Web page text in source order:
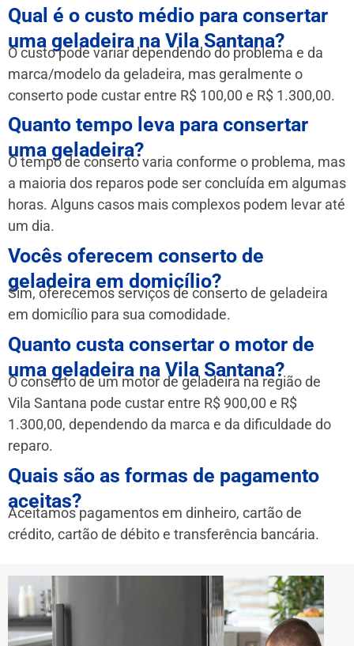
Qual é o custo médio para consertar
uma geladeira na Vila Santana?
O custo pode variar dependendo do problema e da
marca/modelo da geladeira, mas geralmente o
conserto pode custar entre R$ 100,00 e R$ 1.300,00.
Quanto tempo leva para consertar
uma geladeira?
O tempo de conserto varia conforme o problema, mas
a maioria dos reparos pode ser concluída em algumas
horas. Alguns casos mais complexos podem levar até
um dia.
Vocês oferecem conserto de
geladeira em domicílio?
Sim, oferecemos serviços de conserto de geladeira
em domicílio para sua comodidade.
Quanto custa consertar o motor de
uma geladeira na Vila Santana?
O conserto de um motor de geladeira na região de
Vila Santana pode custar entre R$ 900,00 e R$
1.300,00, dependendo da marca e da dificuldade do
reparo.
Quais são as formas de pagamento
aceitas?
Aceitamos pagamentos em dinheiro, cartão de
crédito, cartão de débito e transferência bancária.